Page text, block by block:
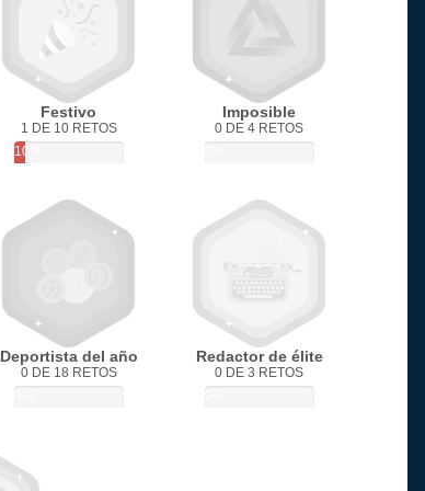
Festivo
1 DE 10 RETOS
10%
Imposible
0 DE 4 RETOS
Deportista del año
0 DE 18 RETOS
Redactor de élite
0 DE 3 RETOS